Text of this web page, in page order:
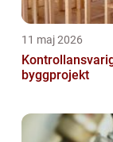
11 maj 2026
byggprojekt